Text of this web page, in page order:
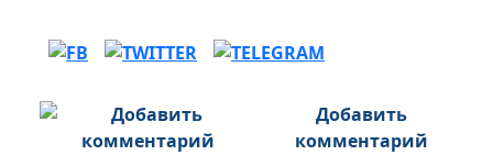
Добавить
комментарий